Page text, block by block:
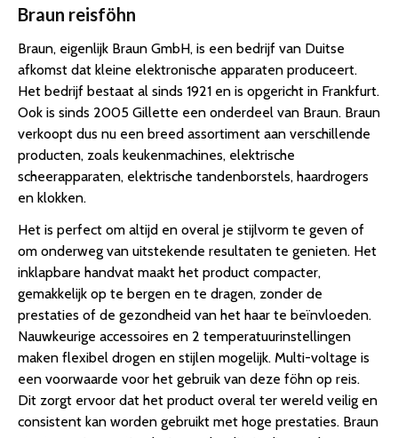
Braun reisföhn
Braun, eigenlijk Braun GmbH, is een bedrijf van Duitse
afkomst dat kleine elektronische apparaten produceert.
Het bedrijf bestaat al sinds 1921 en is opgericht in Frankfurt.
Ook is sinds 2005 Gillette een onderdeel van Braun. Braun
verkoopt dus nu een breed assortiment aan verschillende
producten, zoals keukenmachines, elektrische
scheerapparaten, elektrische tandenborstels, haardrogers
en klokken.
Het is perfect om altijd en overal je stijlvorm te geven of
om onderweg van uitstekende resultaten te genieten. Het
inklapbare handvat maakt het product compacter,
gemakkelijk op te bergen en te dragen, zonder de
prestaties of de gezondheid van het haar te beïnvloeden.
Nauwkeurige accessoires en 2 temperatuurinstellingen
maken flexibel drogen en stijlen mogelijk. Multi-voltage is
een voorwaarde voor het gebruik van deze föhn op reis.
Dit zorgt ervoor dat het product overal ter wereld veilig en
consistent kan worden gebruikt met hoge prestaties. Braun